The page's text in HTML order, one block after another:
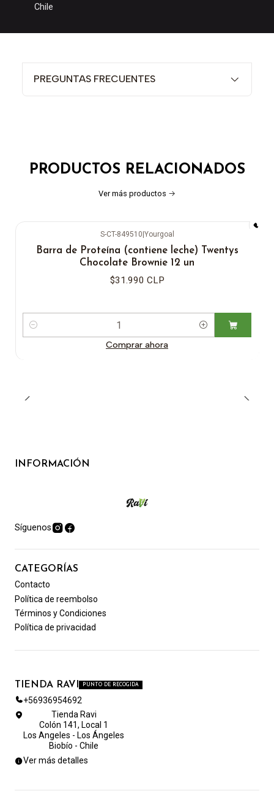
Chile
PREGUNTAS FRECUENTES
PRODUCTOS RELACIONADOS
Ver más productos
S-CT-849510|Yourgoal
Barra de Proteína (contiene leche) Twentys
Chocolate Brownie 12 un
$31.990 CLP
Cantidad
Comprar ahora
INFORMACIÓN
Síguenos
CATEGORÍAS
Contacto
Política de reembolso
Términos y Condiciones
Política de privacidad
TIENDA RAVI PUNTO DE RECOGIDA
+56936954692
Tienda Ravi
Colón 141, Local 1
Los Angeles - Los Ángeles
Biobío - Chile
Ver más detalles